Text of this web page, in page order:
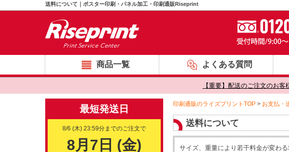
送料について｜ポスター印刷・パネル加工・印刷通販Riseprint
商品一覧 よくある質問
【重要】配送のご注文のお
印刷通販のライズプリントTOP > お支払・
送料について
サイズ、重量により若干料金が変わ